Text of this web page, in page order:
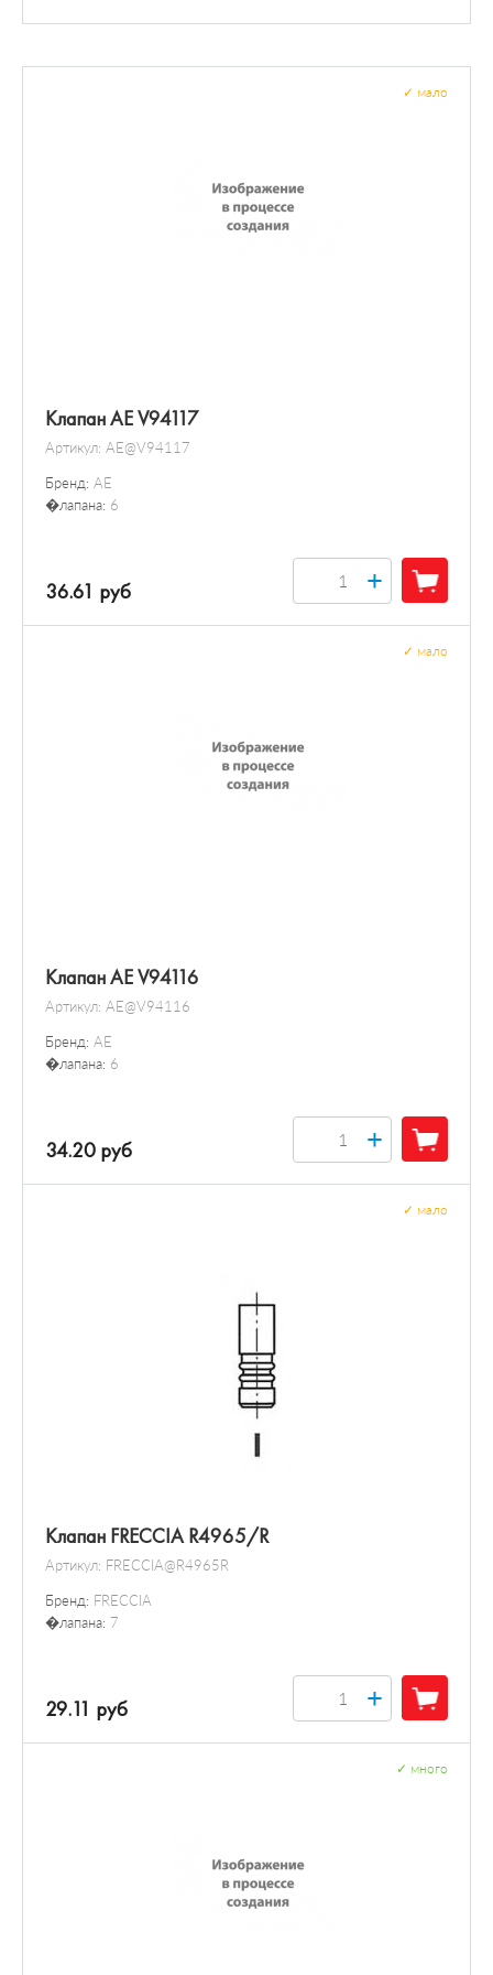
Клапан AE V94117
Артикул: AE@V94117
Бренд: AE
�лапана: 6
мало
36.61 руб +
Клапан AE V94116
Артикул: AE@V94116
Бренд: AE
�лапана: 6
мало
34.20 руб +
Клапан FRECCIA R4965/R
Артикул: FRECCIA@R4965R
Бренд: FRECCIA
�лапана: 7
мало
29.11 руб +
много
Расходомер воздуха